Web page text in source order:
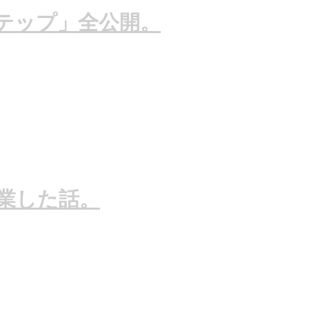
プ」全公開。
した話。